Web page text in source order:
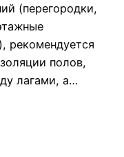
(перегородки,
рекомендуется
полов,
лагами, а…